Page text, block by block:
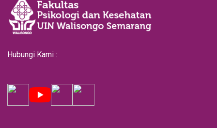
Hubungi Kami :